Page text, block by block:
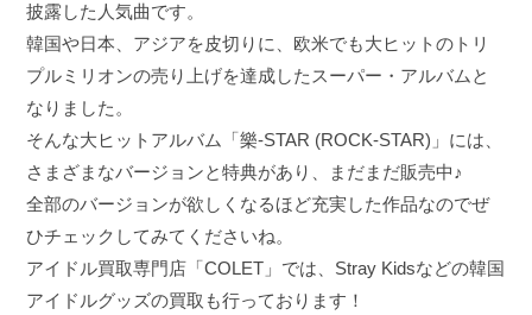
披露した人気曲です。
韓国や日本、アジアを皮切りに、欧米でも大ヒットのトリ
プルミリオンの売り上げを達成したスーパー・アルバムと
なりました。
そんな大ヒットアルバム「樂-STAR (ROCK-STAR)」には、
さまざまなバージョンと特典があり、まだまだ販売中♪
全部のバージョンが欲しくなるほど充実した作品なのでぜ
ひチェックしてみてくださいね。
アイドル買取専門店「COLET」では、 Stray Kidsなどの韓国
アイドルグッズの買取も行っております！